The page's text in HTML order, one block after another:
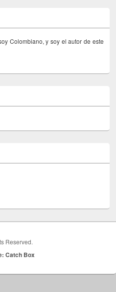
Colombiano, y soy el autor de este
Reserved.
Catch Box